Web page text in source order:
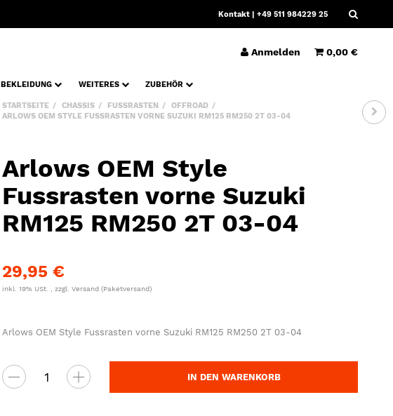
Kontakt | +49 511 984229 25
Anmelden 0,00 €
BEKLEIDUNG WEITERES ZUBEHÖR
STARTSEITE CHASSIS FUSSRASTEN
OFFROAD
ARLOWS OEM STYLE FUSSRASTEN VORNE SUZUKI RM125 RM250 2T 03-04
Arlows OEM Style
Fussrasten vorne Suzuki
RM125 RM250 2T 03-04
29,95 €
inkl. 19% USt. , zzgl.Versand(Paketversand)
Arlows OEM Style Fussrasten vorne Suzuki RM125 RM250 2T 03-04
IN DEN WARENKORB